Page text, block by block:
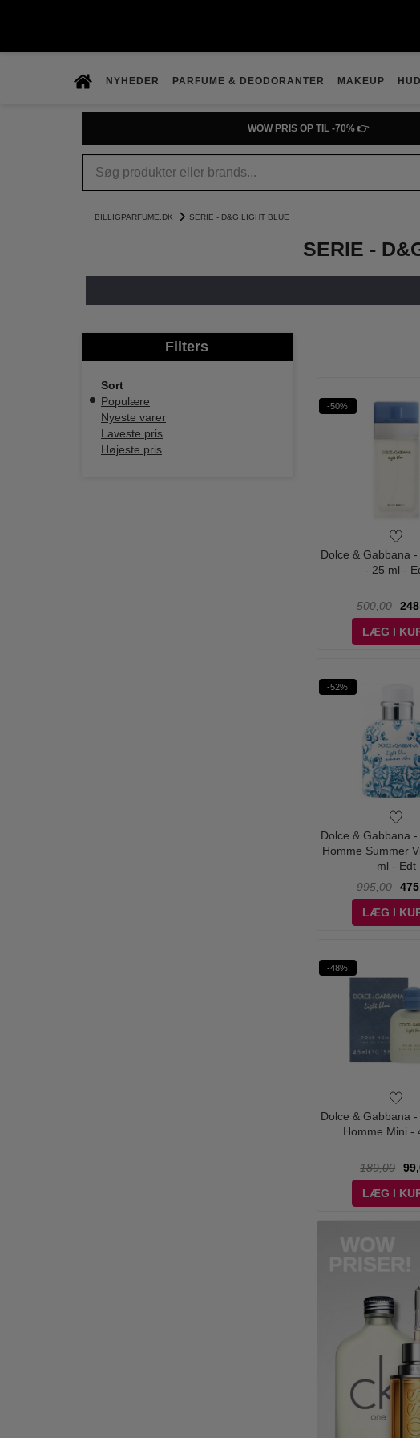
NYHEDER PARFUME & DEODORANTER MAKEUP
WOW PRIS OP TIL -70% 👉
BILLIGPARFUME.DK SERIE - D&G LIGHT BLUE
SERIE -
Filters
Sort
Populære
Nyeste varer
Laveste pris
Højeste pris
-50%
Dolce & Gabbana
- 25 ml -
500,00
LÆG I
-52%
Dolce & Gabbana
Homme Summer
ml - Edt
995,00
LÆG I
-48%
Dolce & Gabbana
Homme Mini -
189,00
LÆG I